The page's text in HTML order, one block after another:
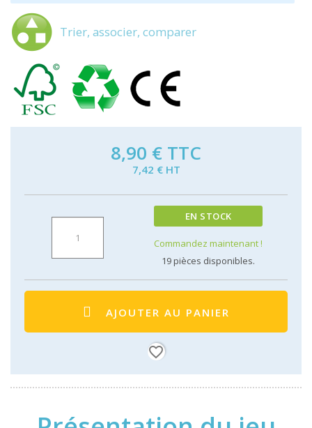
Trier, associer, comparer
8,90 € TTC
7,42 € HT
EN STOCK
Commandez maintenant !
19pièces disponibles.
AJOUTER AU PANIER
favorite_border